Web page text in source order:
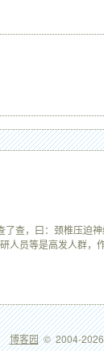
查，曰：颈椎压迫
员等是高发人群
博客园© 2004-2026